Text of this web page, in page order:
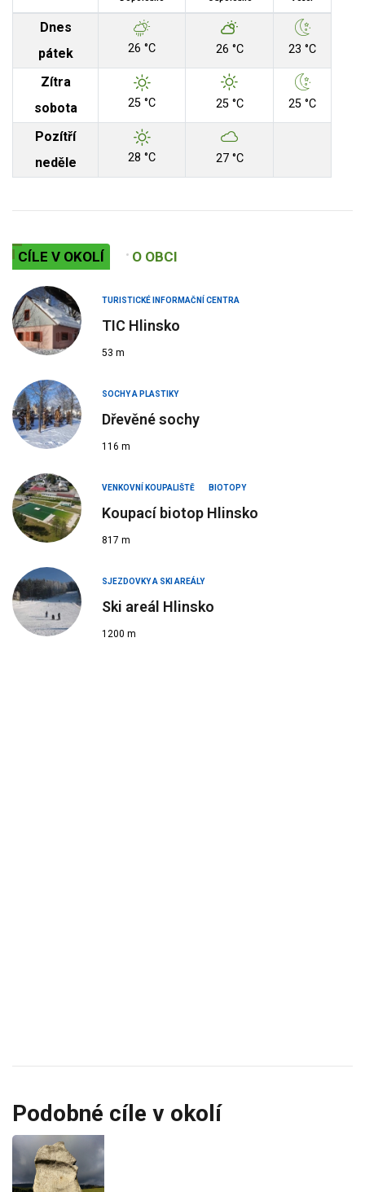
Dnes
pátek
26 °C 26 °C 23 °C
Zítra
sobota
25 °C 25 °C 25 °C
Pozítří
neděle
28 °C 27 °C
CÍLE V OKOLÍ O OBCI
TURISTICKÉ INFORMAČNÍ CENTRA
TIC Hlinsko
53 m
SOCHY A PLASTIKY
Dřevěné sochy
116 m
VENKOVNÍ KOUPALIŠTĚ BIOTOPY
Koupací biotop Hlinsko
817 m
SJEZDOVKY A SKI AREÁLY
Ski areál Hlinsko
1200 m
Podobné cíle v okolí